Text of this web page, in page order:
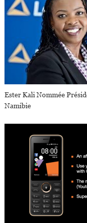
Ester Kali Nommée
Namibie